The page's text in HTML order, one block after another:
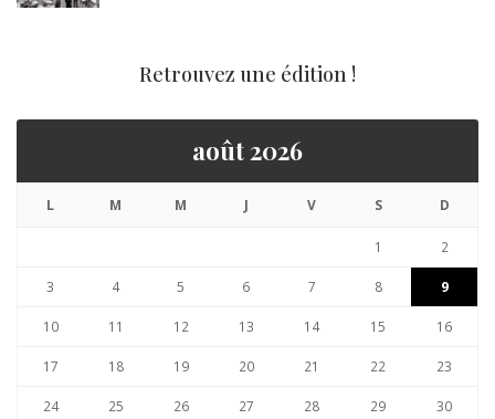
Retrouvez une édition !
août 2026
L M M J V S D
1 2
3 4 5 6 7 8 9
10 11 12 13 14 15 16
17 18 19 20 21 22 23
24 25 26 27 28 29 30